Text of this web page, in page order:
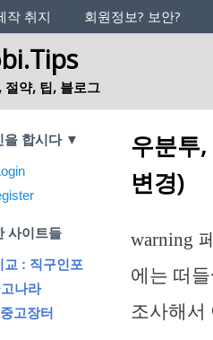
체성
작 취지 회원정보? 보안?
절약, 팁, 블로그
우분투
변경)
warning
에는 떠
조사해서
합시다 ▼
사이트들
교 : 직구인포
나라
고장터